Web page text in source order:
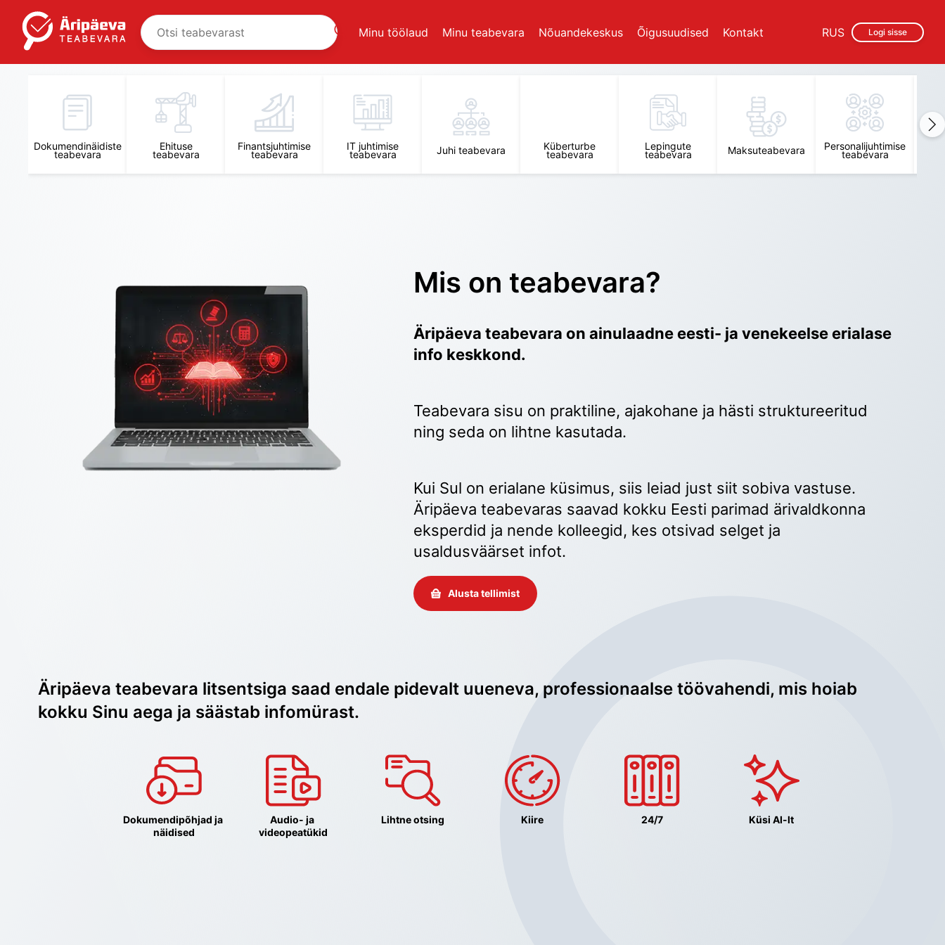
Minu töölaud Minu teabevara Nõuandekeskus Õigusuudised Kontakt Logi sisse
RUS
Dokumendinäidiste
teabevara
Ehituse
teabevara
Finantsjuhtimise
teabevara
IT juhtimise
teabevara Juhi teabevara Küberturbe
teabevara
Lepingute
teabevara Maksuteabevara Personalijuhtimise
teabevara
Mis on teabevara?
Äripäeva teabevara on ainulaadne eesti- ja venekeelse erialase
info keskkond.
Teabevara sisu on praktiline, ajakohane ja hästi struktureeritud
ning seda on lihtne kasutada.
Kui Sul on erialane küsimus, siis leiad just siit sobiva vastuse.
Äripäeva teabevaras saavad kokku Eesti parimad ärivaldkonna
eksperdid ja nende kolleegid, kes otsivad selget ja
usaldusväärset infot.
Alusta tellimist
Äripäeva teabevara litsentsiga saad endale pidevalt uueneva, professionaalse töövahendi, mis hoiab
kokku Sinu aega ja säästab infomürast.
Dokumendipõhjad ja
näidised
Audio- ja
videopeatükid
Lihtne otsing Kiire 24/7 Küsi AI-lt